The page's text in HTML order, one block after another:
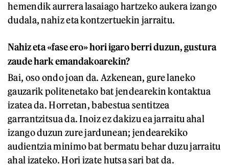
hemendik aurrera lasaiago hartzeko aukera izango
dudala, nahiz eta kontzertuekin jarraitu.
Nahiz eta «fase ero» hori igaro berri duzun, gustura
zaude hark emandakoarekin?
Bai, oso ondo joan da. Azkenean, gure laneko
gauzarik politenetako bat jendearekin kontaktua
izatea da. Horretan, babestua sentitzea
garrantzitsua da. Inoiz ez dakizu ea jarraitu ahal
izango duzun zure jardunean; jendearekiko
audientzia minimo bat bermatu behar duzu jarraitu
ahal izateko. Hori izate hutsa sari bat da.